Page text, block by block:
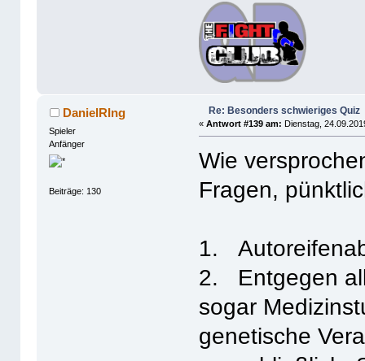
DanielRIng
Spieler
Anfänger
Beiträge: 130
Re: Besonders schwieriges Quiz
«Antwort #139 am: Dienstag,
Wie
Fragen,
1.
2. Entgegen
sogar
genetische